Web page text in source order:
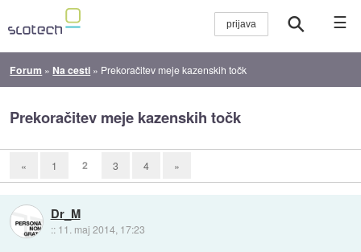
☰
Forum » Na cesti » Prekoračitev meje kazenskih točk
Prekoračitev meje kazenskih točk
« 1 2 3 4 »
Dr_M
:: 11. maj 2014, 17:23